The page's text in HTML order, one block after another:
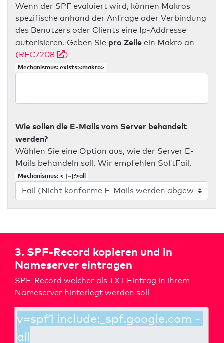
Wenn der SPF evaluiert wird, können Makros
spezifische anhand der Anfrage oder Verbindung
des Benutzers oder Clients eine Ip-Addresse
autorisieren. Geben Sie pro Zeile ein Makro an
(RFC7208
)
Mechanismus: exists:<makro>
Wie sollen die E-Mails vom Server behandelt
werden?
Wählen Sie eine Option aus, wie der Server E-
Mails behandeln soll. Wir empfehlen SoftFail.
Mechanismus: <-|~|?>all
3. SPF-Record kopieren und in
Nameserver eintragen
SPF-Record welcher als TXT Eintrag in ihrem
Nameserver hinterlegt werden soll